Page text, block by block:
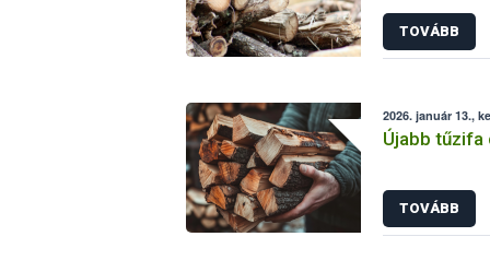
TOVÁBB
2026. január 13.,
Újabb tűzifa
TOVÁBB